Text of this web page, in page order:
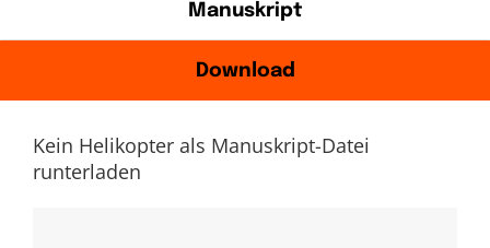
Manuskript
Download
Kein Helikopter als Manuskript-Datei
runterladen